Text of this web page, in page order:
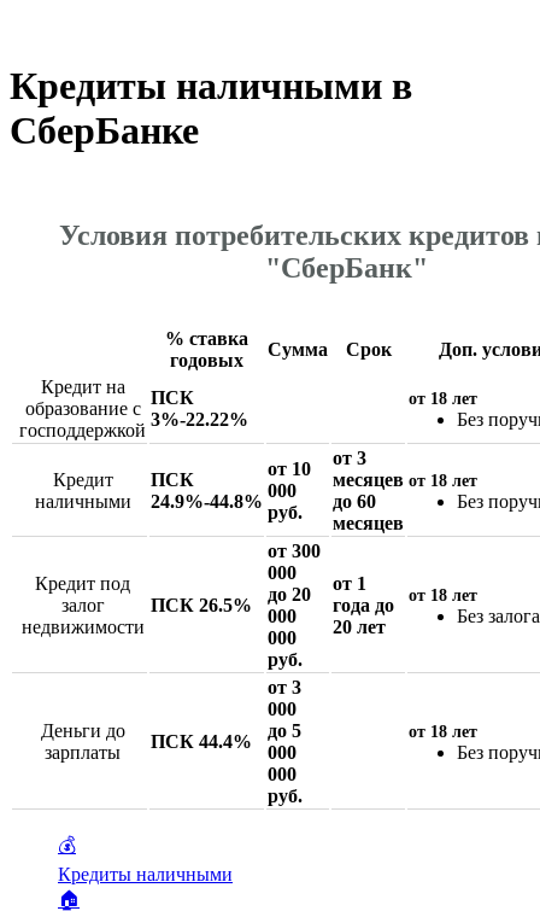
Кредиты наличными в
СберБанке
Условия потребительских кредитов
"СберБанк"
% ставка
годовых
Сумма Срок
Доп.
Кредит на
образование с
господдержкой
ПСК
3%-22.22%
от 18 лет
Без
Кредит
наличными
ПСК
24.9%-44.8%
от 10
000
руб.
от 3
месяцев
до 60
месяцев
от 18 лет
Без
Кредит под
залог
недвижимости
ПСК 26.5%
от 300
000
до 20
000
000
руб.
от 1
года до
20 лет
от 18 лет
Без залога
Деньги до
зарплаты
ПСК 44.4%
от 3
000
до 5
000
000
руб.
от 18 лет
Без
💰
Кредиты наличными
🏠